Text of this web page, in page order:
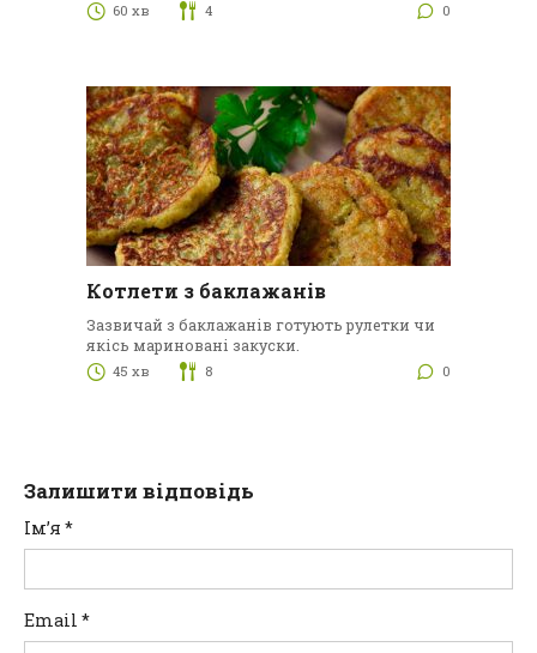
60 хв 4 0
Котлети з баклажанів
Зазвичай з баклажанів готують рулетки чи
якісь мариновані закуски.
45 хв 8 0
Залишити відповідь
Ім’я *
Email *